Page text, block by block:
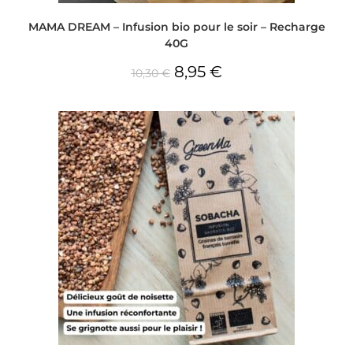
MAMA DREAM – Infusion bio pour le soir – Recharge
40G
10,30€ 8,95 €